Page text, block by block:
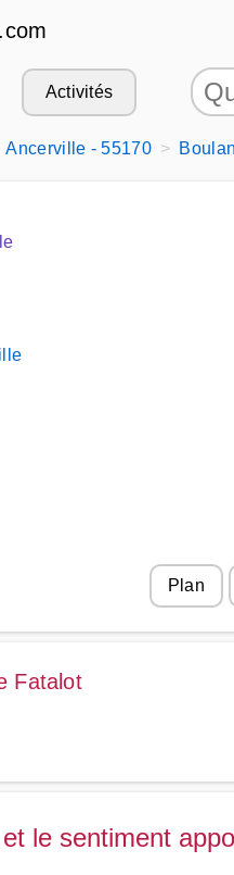
Activités
Ancerville - 55170
Plan
Fatalot
le sentiment